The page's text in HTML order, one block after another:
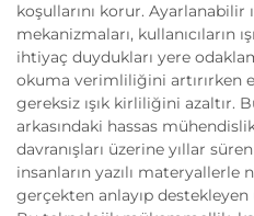
koşullarını korur. Ayarlanabilir
mekanizmaları, kullanıcıların
ihtiyaç duydukları yere
okuma verimliliğini artırırken
gereksiz ışık kirliliğini azaltır.
arkasındaki hassas
davranışları üzerine yıllar
insanların yazılı
gerçekten anlayıp